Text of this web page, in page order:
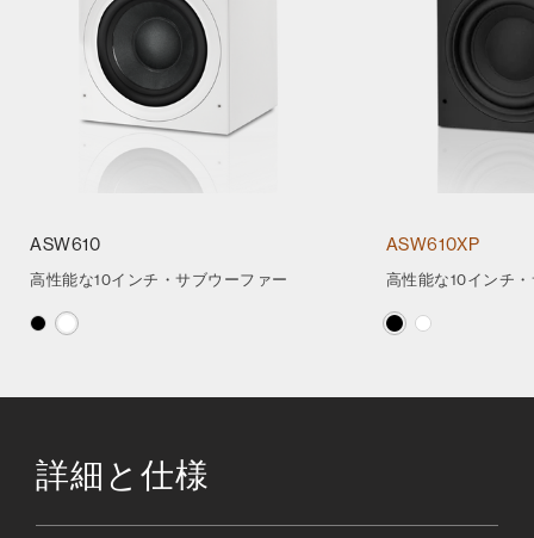
ASW610
高性能な10インチ・サブウーファー
ASW610XP
高性能な10インチ
詳細と仕様